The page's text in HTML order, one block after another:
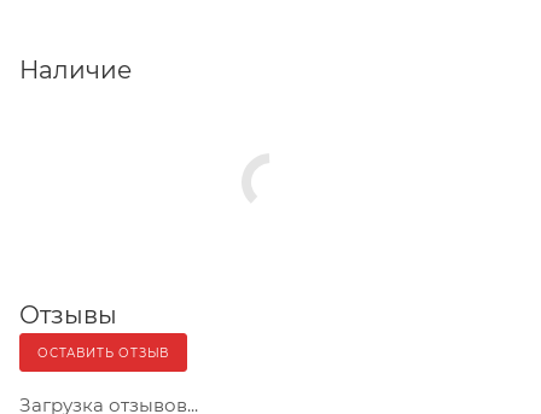
Наличие
Отзывы
ОСТАВИТЬ ОТЗЫВ
Загрузка отзывов...